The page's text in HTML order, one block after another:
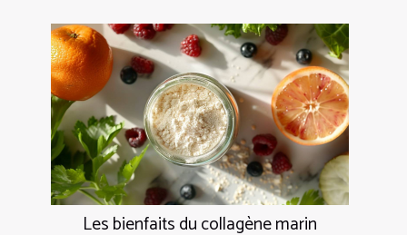
Les bienfaits du collagène marin